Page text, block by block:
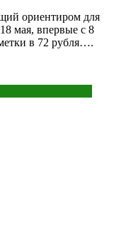
ориентиром для
мая, впервые с 8
в 72 рубля….